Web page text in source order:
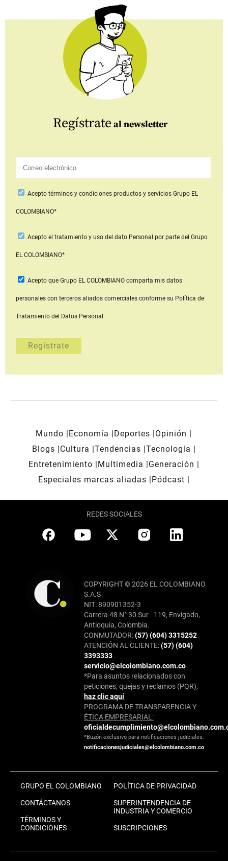
Regístrate al newsletter
Aceptotérminos y condiciones productos y serviciosGrupo EL
COLOMBIANO*
Acepto el tratamiento y uso del dato Personal por parte del Grupo
EL COLOMBIANO*
Acepto que Grupo EL COLOMBIANOcomparta mis datos
personales con terceros aliados comerciales conforme su Política de
Tratamiento del Datos Personal.
Mundo Economía Deportes
Opinión
Blogs
Cultura Tendencias Tecnología
Entretenimiento
Multimedia
Generación
Especiales marcas aliadas
Pódcast
REDES SOCIALES
COPYRIGHT © 2026 EL COLOMBIANO
S.A.S
NIT: 890901352-3
Carrera 48 N° 30 Sur - 119, Envigado,
Antioquia, Colombia.
CONMUTADOR:(57) (604) 3315252
ATENCIÓN AL CLIENTE:(57) (604)
3393333
servicio@elcolombiano.com.co
*Para asuntos relacionados con
peticiones, quejas y reclamos (PQR),
haz clic aquí
PROGRAMA DE TRANSPARENCIA Y
ÉTICA EMPRESARIAL:
*Buzón exclusivo para notificaciones judiciales:
notificacionesjudiciales@elcolombiano.com.co
GRUPO EL COLOMBIANO
CONTÁCTANOS
TÉRMINOS Y
CONDICIONES
POLÍTICA DE PRIVACIDAD
SUPERINTENDENCIA DE
INDUSTRIA Y COMERCIO
SUSCRIPCIONES